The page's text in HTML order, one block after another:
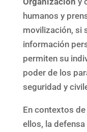
humanos y
movilización, si
información
permiten su
poder de los
seguridad y
En contextos
ellos, la